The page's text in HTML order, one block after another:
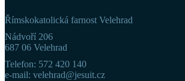
Římskokatolická farnost Velehrad
Nádvoří 206
687 06 Velehrad
Telefon: 572 420 140
e-mail: velehrad@jesuit.cz